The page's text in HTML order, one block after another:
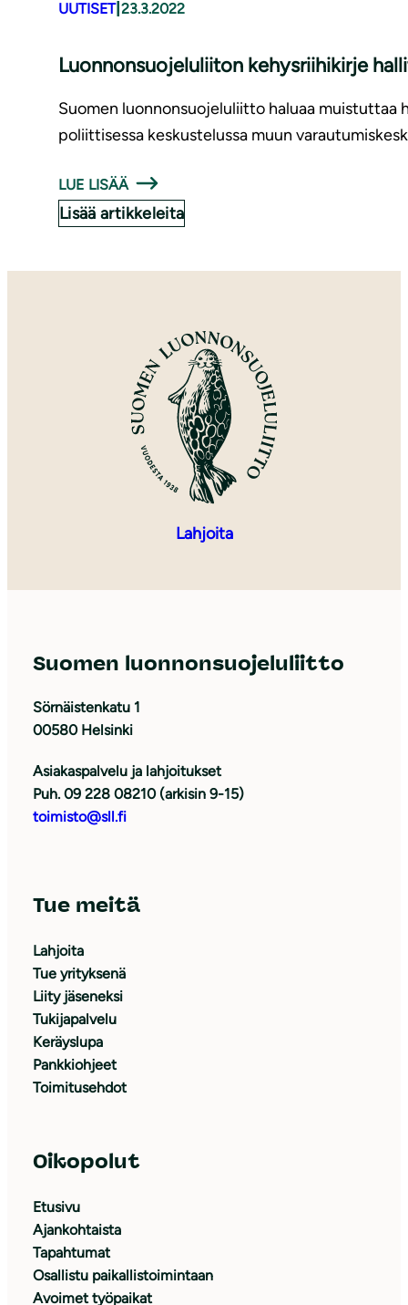
UUTISET| 23.3.2022
Luon­non­suo­je­lu­lii­ton kehysriihikirje
Suomen luonnonsuojeluliitto haluaa muistuttaa
poliittisessa keskustelussa muun
LUE LISÄÄ
Lisää artikkeleita
Lahjoita
Suomen luonnonsuojeluliitto
Sörnäistenkatu 1
00580 Helsinki
Asiakaspalvelu ja lahjoitukset
Puh. 09 228 08210 (arkisin 9-15)
toimisto@sll.fi
Tue meitä
Lahjoita
Tue yrityksenä
Liity jäseneksi
Tukijapalvelu
Keräyslupa
Pankkiohjeet
Toimitusehdot
Oikopolut
Etusivu
Ajankohtaista
Tapahtumat
Osallistu paikallistoimintaan
Avoimet työpaikat